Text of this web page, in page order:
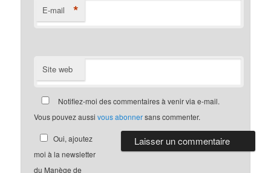
E-mail *
Site web
Notifiez-moi des commentaires à venir via e-mail.
Vous pouvez aussivous abonnersans commenter.
Oui, ajoutez
moi à la newsletter
du Manège de